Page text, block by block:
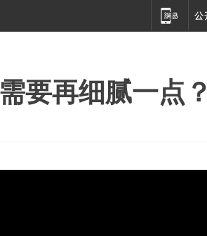
要再细腻一点？